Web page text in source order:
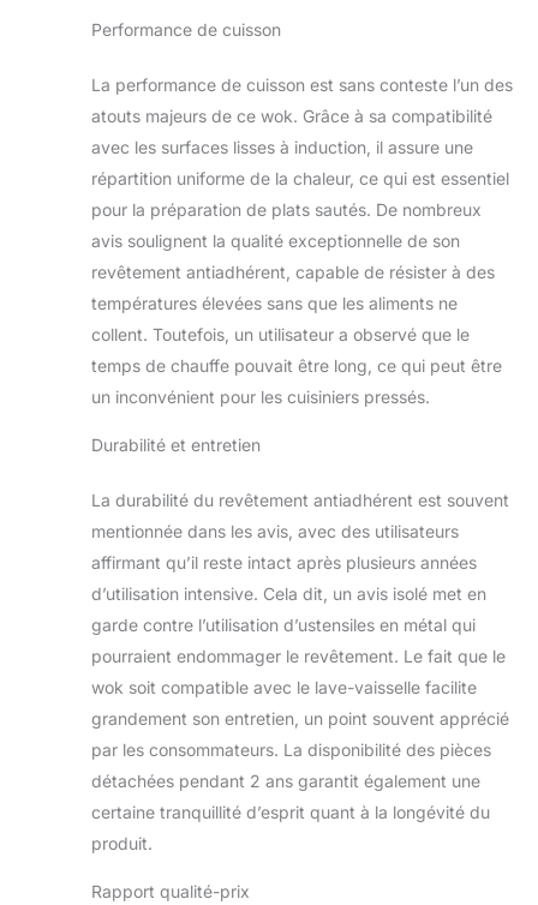
Performance de cuisson
La performance de cuisson est sans conteste l’un des
atouts majeurs de ce wok. Grâce à sa compatibilité
avec les surfaces lisses à induction, il assure une
répartition uniforme de la chaleur, ce qui est essentiel
pour la préparation de plats sautés. De nombreux
avis soulignent la qualité exceptionnelle de son
revêtement antiadhérent, capable de résister à des
températures élevées sans que les aliments ne
collent. Toutefois, un utilisateur a observé que le
temps de chauffe pouvait être long, ce qui peut être
un inconvénient pour les cuisiniers pressés.
Durabilité et entretien
La durabilité du revêtement antiadhérent est souvent
mentionnée dans les avis, avec des utilisateurs
affirmant qu’il reste intact après plusieurs années
d’utilisation intensive. Cela dit, un avis isolé met en
garde contre l’utilisation d’ustensiles en métal qui
pourraient endommager le revêtement. Le fait que le
wok soit compatible avec le lave-vaisselle facilite
grandement son entretien, un point souvent apprécié
par les consommateurs. La disponibilité des pièces
détachées pendant 2 ans garantit également une
certaine tranquillité d’esprit quant à la longévité du
produit.
Rapport qualité-prix